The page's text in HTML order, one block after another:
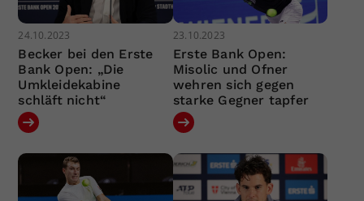
24.10.2023
Becker bei den Erste
Bank Open: „Die
Umkleidekabine
schläft nicht“
23.10.2023
Erste Bank Open:
Misolic und Ofner
wehren sich gegen
starke Gegner tapfer